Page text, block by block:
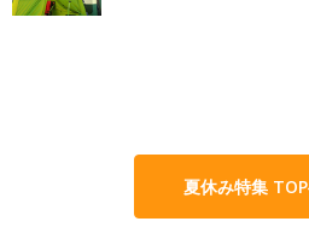
夏休み特集